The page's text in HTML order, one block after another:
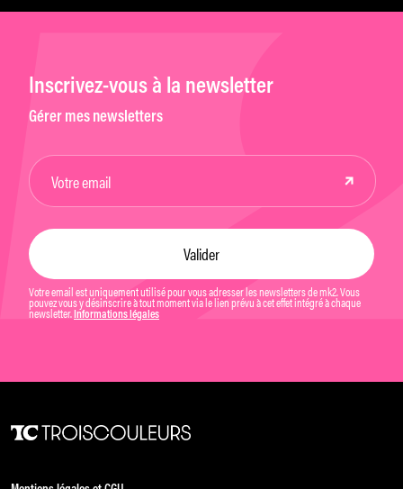
Inscrivez-vous à la newsletter
Gérer mes newsletters
Votre email est uniquement utilisé pour vous adresser les newsletters de mk2. Vous
pouvez vous y désinscrire à tout moment via le lien prévu à cet effet intégré à chaque
newsletter. Informations légales